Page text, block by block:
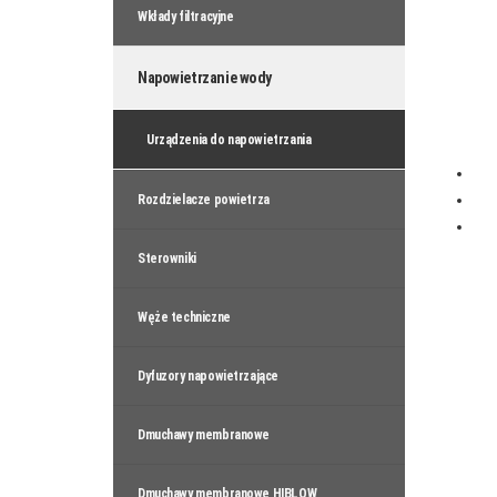
Wkłady filtracyjne
Napowietrzanie wody
Urządzenia do napowietrzania
Rozdzielacze powietrza
Sterowniki
Węże techniczne
Dyfuzory napowietrzające
Dmuchawy membranowe
Dmuchawy membranowe HIBLOW